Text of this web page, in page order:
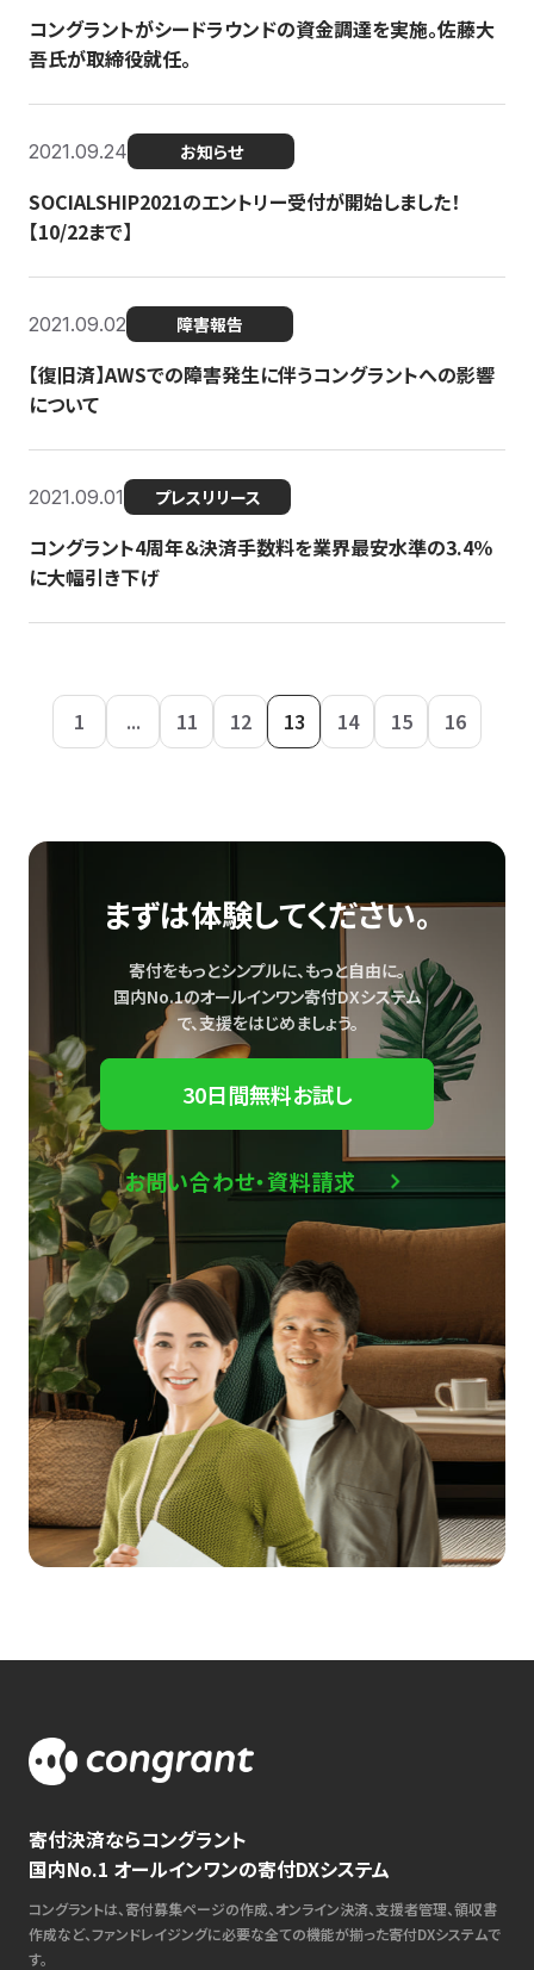
コングラントがシードラウンドの資金調達を実施。佐藤大
吾氏が取締役就任。
2021.09.24 お知らせ
SOCIALSHIP2021のエントリー受付が開始しました！
【10/22まで】
2021.09.02 障害報告
【復旧済】AWSでの障害発生に伴うコングラントへの影響
について
2021.09.01 プレスリリース
コングラント4周年＆決済手数料を業界最安水準の3.4％
に大幅引き下げ
1 ... 11 12 13 14 15 16
まずは体験してください。
寄付をもっとシンプルに、もっと自由に。
国内No.1のオールインワン寄付DXシステム
で、支援をはじめましょう。
30日間無料お試し
お問い合わせ・資料請求
寄付決済ならコングラント
国内No.1 オールインワンの寄付DXシステム
コングラントは、寄付募集ページの作成、オンライン決済、支援者管理、領収書
作成など、ファンドレイジングに必要な全ての機能が揃った寄付DXシステムで
す。